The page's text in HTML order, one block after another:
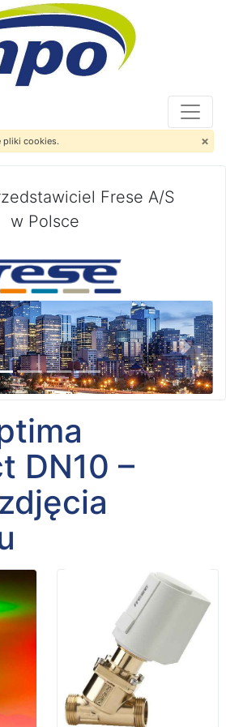
pliki cookies. ×
Frese A/S
w Polsce
Next
DN10 –